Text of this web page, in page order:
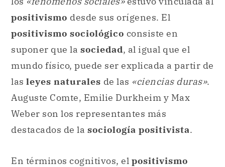
positivismo desde sus orígenes. El
positivismo sociológico consiste en
suponer que la sociedad, al igual que el
mundo físico, puede ser explicada a partir de
las leyes naturales de las «ciencias duras».
Auguste Comte, Emilie Durkheim y Max
Weber son los representantes más
destacados de la sociología positivista.
En términos cognitivos, el positivismo